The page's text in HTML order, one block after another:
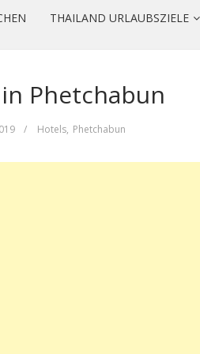
THAILAND URLAUBSZIELE
in Phetchabun
/ Hotels, Phetchabun